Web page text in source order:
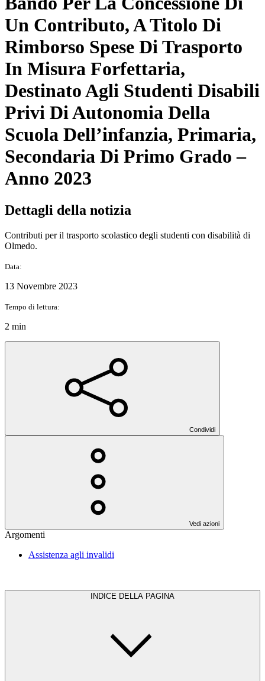
Un Contributo, A Titolo Di
Rimborso Spese Di Trasporto
In Misura Forfettaria,
Destinato Agli Studenti Disabili
Privi Di Autonomia Della
Scuola Dell’infanzia, Primaria,
Secondaria Di Primo Grado –
Anno 2023
Dettagli della notizia
Contributi per il trasporto scolastico degli studenti con disabilità di
Olmedo.
Data:
13 Novembre 2023
Tempo di lettura:
2 min
Condividi
Vedi azioni
Argomenti
Assistenza agli invalidi
INDICE DELLA PAGINA